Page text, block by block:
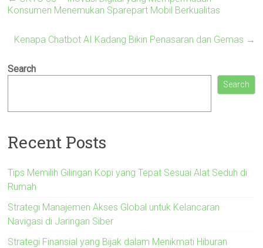
Konsumen Menemukan Sparepart Mobil Berkualitas
Kenapa Chatbot AI Kadang Bikin Penasaran dan Gemas →
Search
Search
Recent Posts
Tips Memilih Gilingan Kopi yang Tepat Sesuai Alat Seduh di
Rumah
Strategi Manajemen Akses Global untuk Kelancaran
Navigasi di Jaringan Siber
Strategi Finansial yang Bijak dalam Menikmati Hiburan